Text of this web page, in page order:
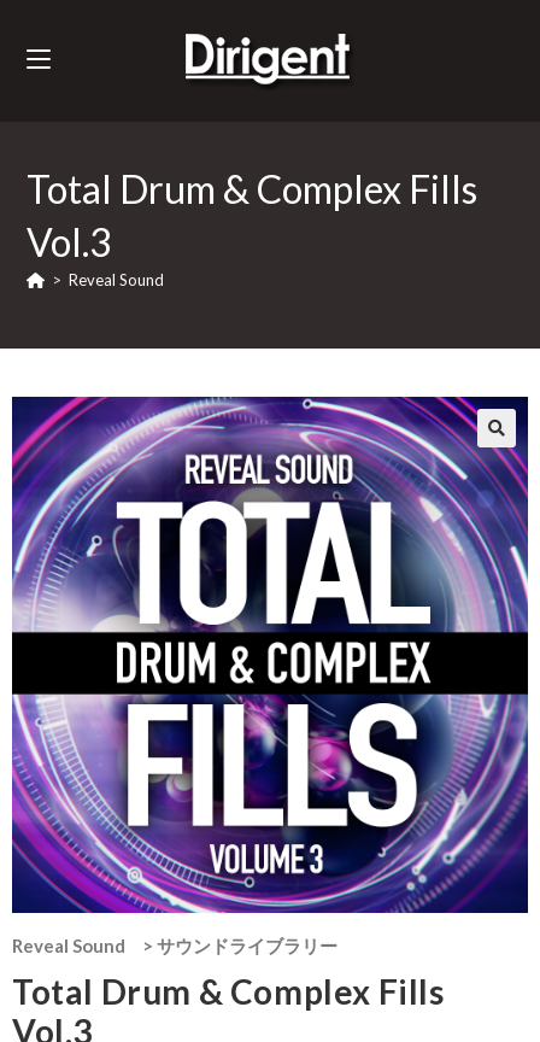
Total Drum & Complex Fills
Vol.3
> Reveal Sound
Reveal Sound > サウンドライブラリー
Total Drum & Complex Fills
Vol.3